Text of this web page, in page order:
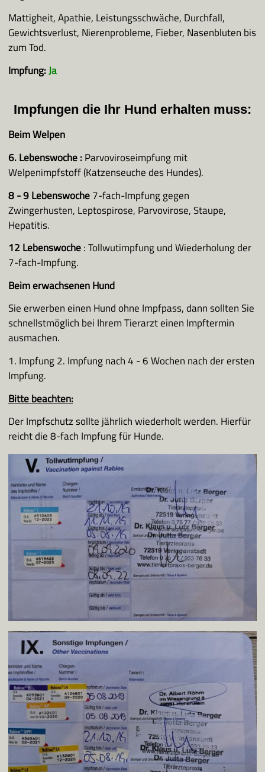
Mattigheit, Apathie, Leistungsschwäche, Durchfall,
Gewichtsverlust, Nierenprobleme, Fieber, Nasenbluten bis
zum Tod.
Impfung:Ja
Impfungen die Ihr Hund erhalten muss:
Beim Welpen
6. Lebenswoche:Parvoviroseimpfung mit
Welpenimpfstoff (Katzenseuche des Hundes).
8 - 9 Lebenswoche7-fach-Impfung gegen
Zwingerhusten, Leptospirose, Parvovirose, Staupe,
Hepatitis.
12 Lebenswoche: Tollwutimpfung und Wiederholung der
7-fach-Impfung.
Beim erwachsenen Hund
Sie erwerben einen Hund ohne Impfpass, dann sollten Sie
schnellstmöglich bei Ihrem Tierarzt einen Impftermin
ausmachen.
1. Impfung 2. Impfung nach 4 - 6 Wochen nach der ersten
Impfung.
Bitte beachten:
Der Impfschutz sollte jährlich wiederholt werden. Hierfür
reicht die 8-fach Impfung für Hunde.